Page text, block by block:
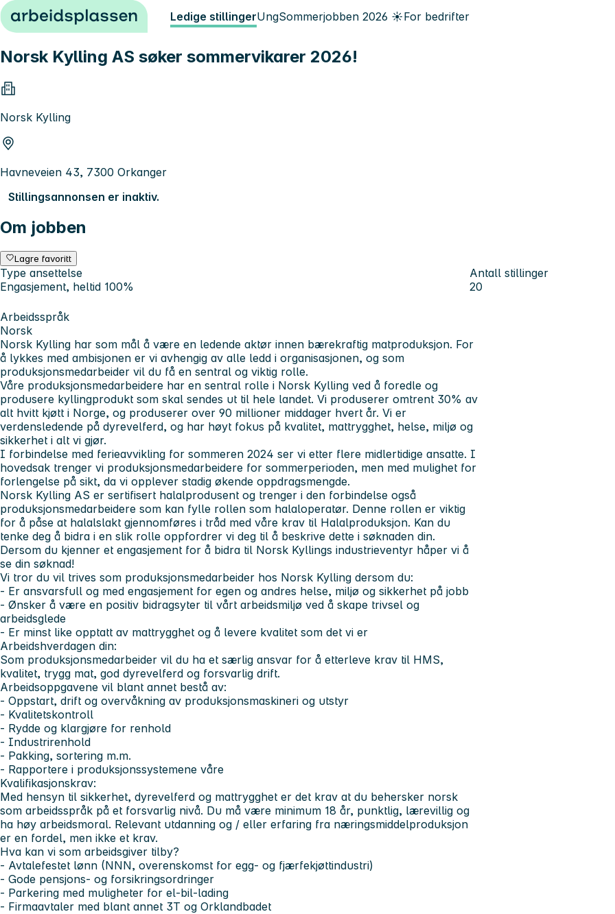
Hopp til innhold Ledige stillingerUngSommerjobben 2026 ☀️For bedrifter
Norsk Kylling AS søker sommervikarer 2026!
Norsk Kylling
Havneveien 43, 7300 Orkanger
Stillingsannonsen er inaktiv.
Om jobben
Lagre favoritt
Type ansettelse
Engasjement, heltid 100%
Antall stillinger
20
Arbeidsspråk
Norsk
Norsk Kylling har som mål å være en ledende aktør innen bærekraftig matproduksjon. For
å lykkes med ambisjonen er vi avhengig av alle ledd i organisasjonen, og som
produksjonsmedarbeider vil du få en sentral og viktig rolle.
Våre produksjonsmedarbeidere har en sentral rolle i Norsk Kylling ved å foredle og
produsere kyllingprodukt som skal sendes ut til hele landet. Vi produserer omtrent 30% av
alt hvitt kjøtt i Norge, og produserer over 90 millioner middager hvert år. Vi er
verdensledende på dyrevelferd, og har høyt fokus på kvalitet, mattrygghet, helse, miljø og
sikkerhet i alt vi gjør.
I forbindelse med ferieavvikling for sommeren 2024 ser vi etter flere midlertidige ansatte. I
hovedsak trenger vi produksjonsmedarbeidere for sommerperioden, men med mulighet for
forlengelse på sikt, da vi opplever stadig økende oppdragsmengde.
Norsk Kylling AS er sertifisert halalprodusent og trenger i den forbindelse også
produksjonsmedarbeidere som kan fylle rollen som halaloperatør. Denne rollen er viktig
for å påse at halalslakt gjennomføres i tråd med våre krav til Halalproduksjon. Kan du
tenke deg å bidra i en slik rolle oppfordrer vi deg til å beskrive dette i søknaden din.
Dersom du kjenner et engasjement for å bidra til Norsk Kyllings industrieventyr håper vi å
se din søknad!
Vi tror du vil trives som produksjonsmedarbeider hos Norsk Kylling dersom du:
- Er ansvarsfull og med engasjement for egen og andres helse, miljø og sikkerhet på jobb
- Ønsker å være en positiv bidragsyter til vårt arbeidsmiljø ved å skape trivsel og
arbeidsglede
- Er minst like opptatt av mattrygghet og å levere kvalitet som det vi er
Arbeidshverdagen din:
Som produksjonsmedarbeider vil du ha et særlig ansvar for å etterleve krav til HMS,
kvalitet, trygg mat, god dyrevelferd og forsvarlig drift.
Arbeidsoppgavene vil blant annet bestå av:
- Oppstart, drift og overvåkning av produksjonsmaskineri og utstyr
- Kvalitetskontroll
- Rydde og klargjøre for renhold
- Industrirenhold
- Pakking, sortering m.m.
- Rapportere i produksjonssystemene våre
Kvalifikasjonskrav:
Med hensyn til sikkerhet, dyrevelferd og mattrygghet er det krav at du behersker norsk
som arbeidsspråk på et forsvarlig nivå. Du må være minimum 18 år, punktlig, lærevillig og
ha høy arbeidsmoral. Relevant utdanning og / eller erfaring fra næringsmiddelproduksjon
er en fordel, men ikke et krav.
Hva kan vi som arbeidsgiver tilby?
- Avtalefestet lønn (NNN, overenskomst for egg- og fjærfekjøttindustri)
- Gode pensjons- og forsikringsordringer
- Parkering med muligheter for el-bil-lading
- Firmaavtaler med blant annet 3T og Orklandbadet